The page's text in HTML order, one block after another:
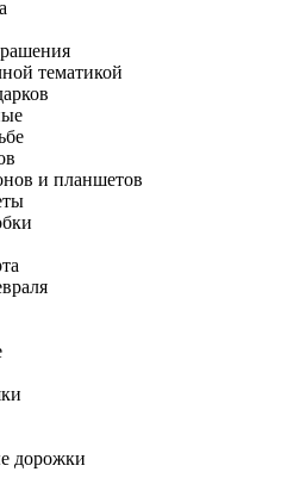
тематикой
и планшетов
дорожки